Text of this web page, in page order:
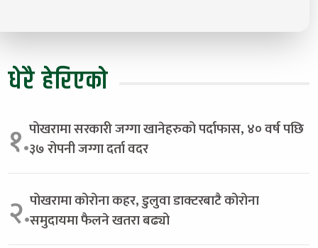
धेरै हेरिएको
१.पोखरामा सरकारी जग्गा खानेहरुको पर्दाफास, ४० वर्ष पछि
३७ रोपनी जग्गा दर्ता वदर
२.पोखरामा कोरोना कहर, डुलुवा डाक्टरबाटै कोरोना
समुदायमा फैलने खतरा बढ्यो